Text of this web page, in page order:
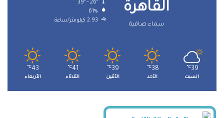
القاهرة
سماء صافية
61%
2.93 كيلومتر/ساعة
39
℃
السبت
38
℃
الأحد
39
℃
الأثنين
41
℃
الثلاثاء
43
℃
الأربعاء